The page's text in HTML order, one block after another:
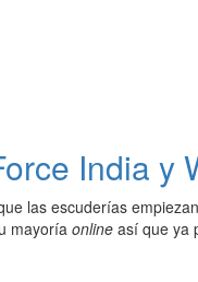
India y
las escuderías
mayoría online así que ya